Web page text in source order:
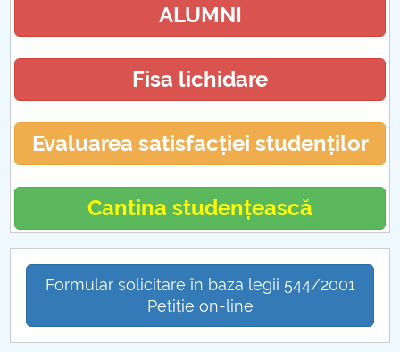
ALUMNI
Fisa lichidare
Evaluarea satisfacției studenților
Cantina studențească
Formular solicitare în baza legii 544/2001
Petiție on-line